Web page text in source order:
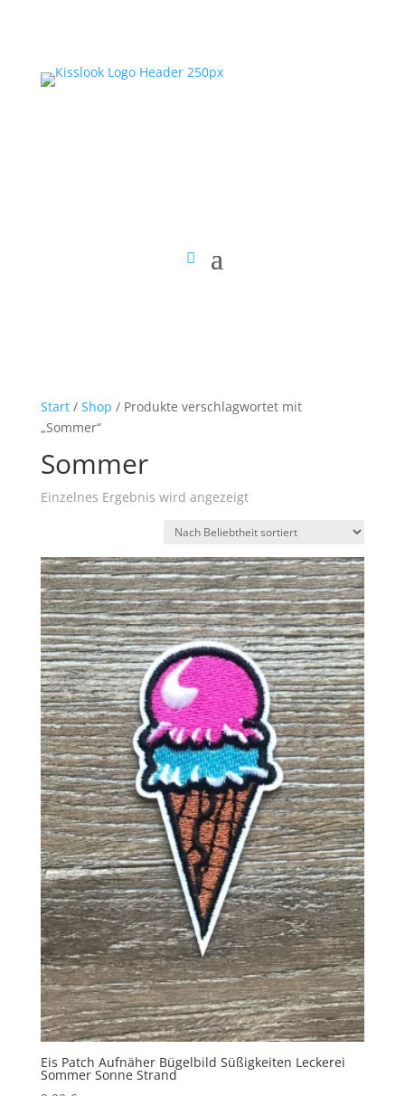
Start/ Shop / Produkte verschlagwortet mit
„Sommer“
Sommer
Einzelnes Ergebnis wird angezeigt
Eis Patch Aufnäher Bügelbild Süßigkeiten Leckerei
Sommer Sonne Strand